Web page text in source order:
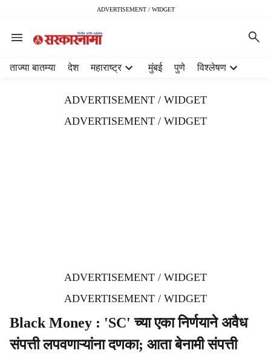
ADVERTISEMENT / WIDGET
ताज्या बातम्या देश महाराष्ट्र मुंबई पुणे विश्लेषण
ADVERTISEMENT / WIDGET
ADVERTISEMENT / WIDGET
ADVERTISEMENT / WIDGET
ADVERTISEMENT / WIDGET
Black Money : 'SC' च्या एका निर्णयाने अवैध
संपत्ती लपवणाऱ्यांना दणका; आता बेनामी संपत्ती